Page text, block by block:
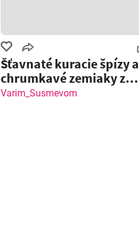
Šťavnaté kuracie špízy a
chrumkavé zemiaky z
grilu!
Varim_Susmevom